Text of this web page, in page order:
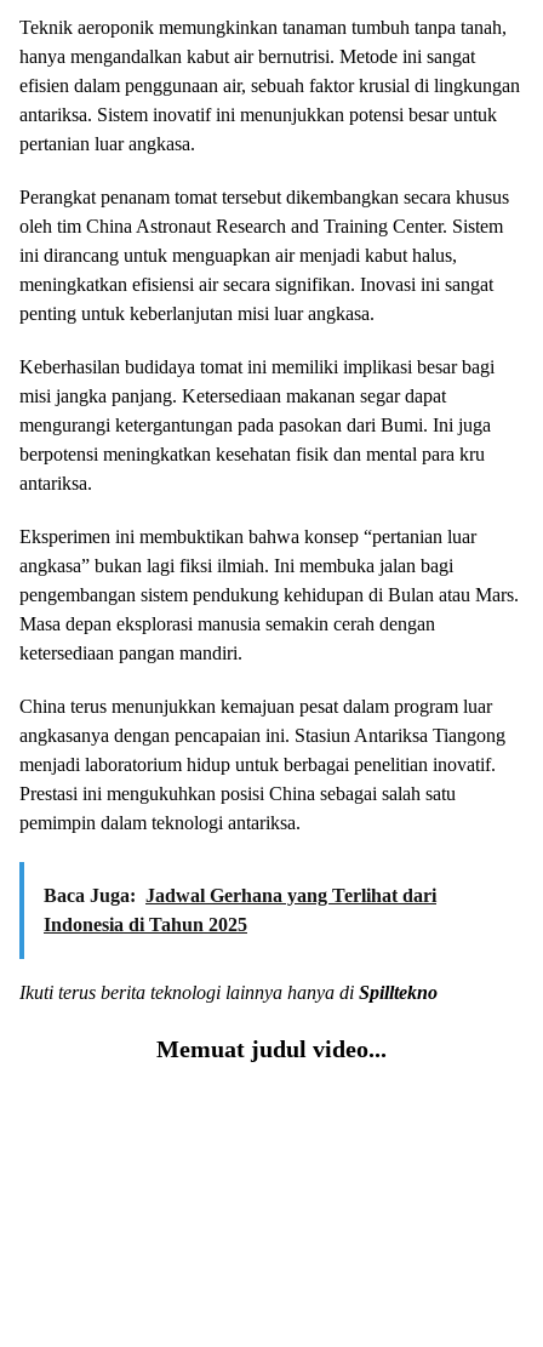
Teknik aeroponik memungkinkan tanaman tumbuh tanpa tanah,
hanya mengandalkan kabut air bernutrisi. Metode ini sangat
efisien dalam penggunaan air, sebuah faktor krusial di lingkungan
antariksa. Sistem inovatif ini menunjukkan potensi besar untuk
pertanian luar angkasa.
Perangkat penanam tomat tersebut dikembangkan secara khusus
oleh tim China Astronaut Research and Training Center. Sistem
ini dirancang untuk menguapkan air menjadi kabut halus,
meningkatkan efisiensi air secara signifikan. Inovasi ini sangat
penting untuk keberlanjutan misi luar angkasa.
Keberhasilan budidaya tomat ini memiliki implikasi besar bagi
misi jangka panjang. Ketersediaan makanan segar dapat
mengurangi ketergantungan pada pasokan dari Bumi. Ini juga
berpotensi meningkatkan kesehatan fisik dan mental para kru
antariksa.
Eksperimen ini membuktikan bahwa konsep “pertanian luar
angkasa” bukan lagi fiksi ilmiah. Ini membuka jalan bagi
pengembangan sistem pendukung kehidupan di Bulan atau Mars.
Masa depan eksplorasi manusia semakin cerah dengan
ketersediaan pangan mandiri.
China terus menunjukkan kemajuan pesat dalam program luar
angkasanya dengan pencapaian ini. Stasiun Antariksa Tiangong
menjadi laboratorium hidup untuk berbagai penelitian inovatif.
Prestasi ini mengukuhkan posisi China sebagai salah satu
pemimpin dalam teknologi antariksa.
Baca Juga: Jadwal Gerhana yang Terlihat dari
Indonesia di Tahun 2025
Ikuti terus berita teknologi lainnya hanya di Spilltekno
Memuat judul video...